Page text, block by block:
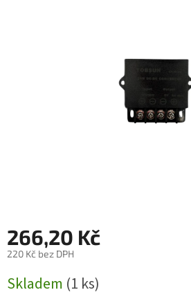
266,20 Kč
220 Kč bez DPH
cena:
Skladem (1 ks)